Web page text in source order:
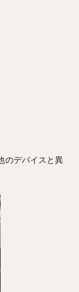
のデバイスと異